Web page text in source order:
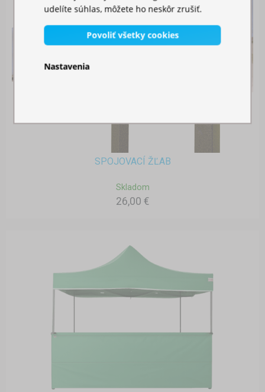
SPOJOVACÍ ŽĽAB
Skladom
26,00 €
udelíte súhlas, môžete ho neskôr zrušiť.
Povoliť všetky cookies
Nastavenia